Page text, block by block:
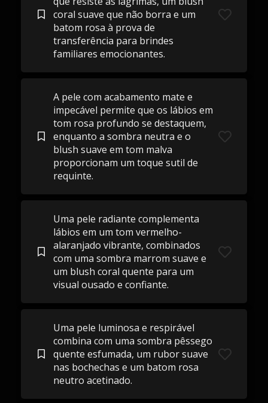
coral suave que não borra e um
batom rosa à prova de
transferência para brindes
familiares emocionantes.
A pele com acabamento mate e
impecável permite que os lábios em
tom rosa profundo se destaquem,
enquanto a sombra neutra e o
blush suave em tom malva
proporcionam um toque sutil de
requinte.
Uma pele radiante complementa
lábios em um tom vermelho-
alaranjado vibrante, combinados
com uma sombra marrom suave e
um blush coral quente para um
visual ousado e confiante.
Uma pele luminosa e respirável
combina com uma sombra pêssego
quente esfumada, um rubor suave
nas bochechas e um batom rosa
neutro acetinado.